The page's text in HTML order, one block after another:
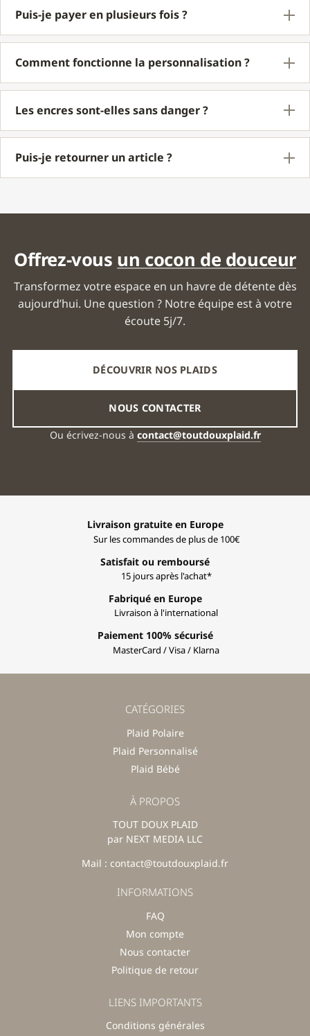
Puis-je payer en plusieurs fois ?
Comment fonctionne la personnalisation ?
Les encres sont-elles sans danger ?
Puis-je retourner un article ?
Offrez-vous un cocon de douceur
Transformez votre espace en un havre de détente dès
aujourd’hui. Une question ? Notre équipe est à votre
écoute 5j/7.
DÉCOUVRIR NOS PLAIDS
NOUS CONTACTER
Ou écrivez-nous à contact@toutdouxplaid.fr
Livraison gratuite en Europe
Sur les commandes de plus de 100€
Satisfait ou remboursé
15 jours après l'achat*
Fabriqué en Europe
Livraison à l'international
Paiement 100% sécurisé
MasterCard / Visa / Klarna
CATÉGORIES
Plaid Polaire
Plaid Personnalisé
Plaid Bébé
À PROPOS
TOUT DOUX PLAID
par NEXT MEDIA LLC
Mail : contact@toutdouxplaid.fr
INFORMATIONS
FAQ
Mon compte
Nous contacter
Politique de retour
LIENS IMPORTANTS
Conditions générales